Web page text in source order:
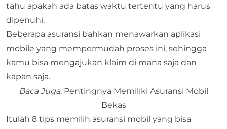
tahu apakah ada batas waktu tertentu yang harus
dipenuhi.
Beberapa asuransi bahkan menawarkan aplikasi
mobile yang mempermudah proses ini, sehingga
kamu bisa mengajukan klaim di mana saja dan
kapan saja.
Baca Juga:Pentingnya Memiliki Asuransi Mobil
Bekas
Itulah 8 tips memilih asuransi mobil yang bisa